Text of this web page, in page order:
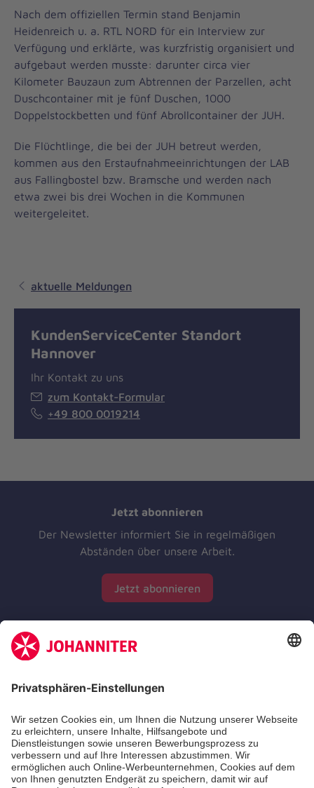
Nach dem offiziellen Termin stand Benjamin
Heidenreich u. a. RTL NORD für ein Interview zur
Verfügung und erklärte, was kurzfristig organisiert und
aufgebaut werden musste: darunter circa vier
Kilometer Bauzaun zum Abtrennen der Parzellen, acht
Duschcontainer mit je fünf Duschen, 1000
Doppelstockbetten und fünf Abrollcontainer der JUH.
Die Flüchtlinge, die bei der JUH betreut werden,
kommen aus den Erstaufnahmeeinrichtungen der LAB
aus Fallingbostel bzw. Bramsche und werden nach
etwa zwei bis drei Wochen in die Kommunen
weitergeleitet.
aktuelle Meldungen
KundenServiceCenter Standort
Hannover
Ihr Kontakt zu uns
zum Kontakt-Formular
+49 800 0019214
Jetzt abonnieren
Der Newsletter informiert Sie in regelmäßigen
Abständen über unsere Arbeit.
Jetzt abonnieren
Zertifizierung der Johanniter-Unfall-Hilfe e.V.
Die Johanniter GmbH führt das Spendenzertifikat
des Deutschen Spendenrats e.V.